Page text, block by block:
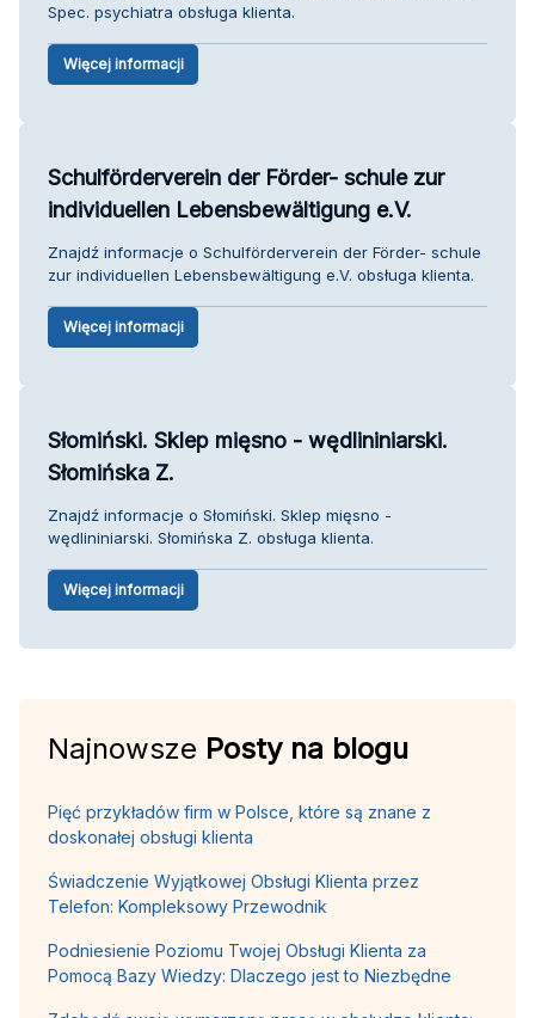
Spec. psychiatra obsługa klienta.
Więcej informacji
Schulförderverein der Förder- schule zur
individuellen Lebensbewältigung e.V.
Znajdź informacje o Schulförderverein der Förder- schule
zur individuellen Lebensbewältigung e.V. obsługa klienta.
Więcej informacji
Słomiński. Sklep mięsno - wędlininiarski.
Słomińska Z.
Znajdź informacje o Słomiński. Sklep mięsno -
wędlininiarski. Słomińska Z. obsługa klienta.
Więcej informacji
Najnowsze Posty na blogu
Pięć przykładów firm w Polsce, które są znane z
doskonałej obsługi klienta
Świadczenie Wyjątkowej Obsługi Klienta przez
Telefon: Kompleksowy Przewodnik
Podniesienie Poziomu Twojej Obsługi Klienta za
Pomocą Bazy Wiedzy: Dlaczego jest to Niezbędne